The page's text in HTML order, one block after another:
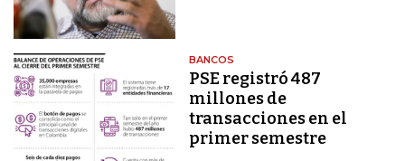
BANCOS
PSE registró 487
millones de
transacciones en el
primer semestre